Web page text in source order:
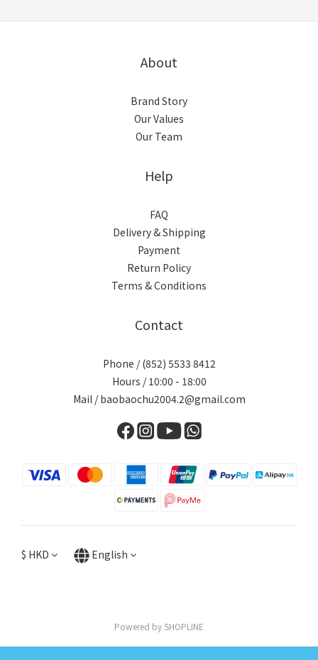
About
Brand Story
Our Values
Our Team
Help
FAQ
Delivery & Shipping
Payment
Return Policy
Terms & Conditions
Contact
Phone / (852) 5533 8412
Hours / 10:00 - 18:00
Mail / baobaochu2004.2@gmail.com
$ HKD English
Powered by SHOPLINE